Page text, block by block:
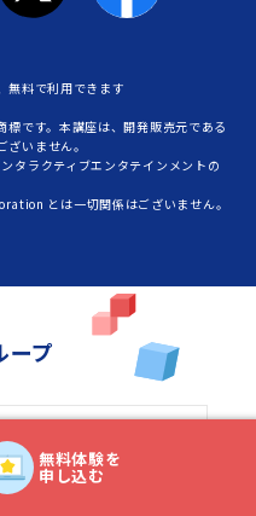
無料体験を
申し込む
料で利用できます
です。本講座は、開発販売元である
いません。
タラクティブエンタテインメントの
とは一切関係はございません。
ープ